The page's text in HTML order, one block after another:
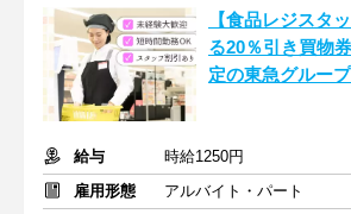
【食品レジスタ
る20％引き買物
定の東急グルー
給与
時給1250円
雇用形態
アルバイト・パート